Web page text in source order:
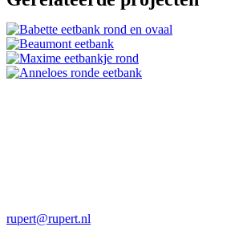
rupert@rupert.nl